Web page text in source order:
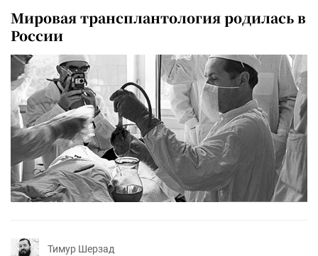
Мировая трансплантология родилась в
России
Тимур Шерзад